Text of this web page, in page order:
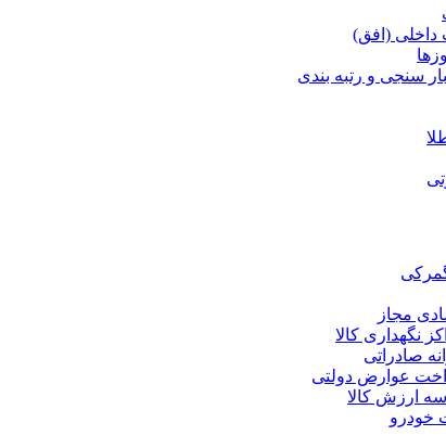
داخلی (افق)
سنجی و رتبه بندی
مجاز
نگهداری کالا
صادراتی
عوارض دولتی
ارزش کالا
خودرو